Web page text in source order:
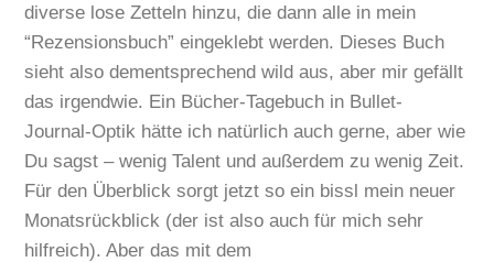
diverse lose Zetteln hinzu, die dann alle in mein
“Rezensionsbuch” eingeklebt werden. Dieses Buch
sieht also dementsprechend wild aus, aber mir gefällt
das irgendwie. Ein Bücher-Tagebuch in Bullet-
Journal-Optik hätte ich natürlich auch gerne, aber wie
Du sagst – wenig Talent und außerdem zu wenig Zeit.
Für den Überblick sorgt jetzt so ein bissl mein neuer
Monatsrückblick (der ist also auch für mich sehr
hilfreich). Aber das mit dem